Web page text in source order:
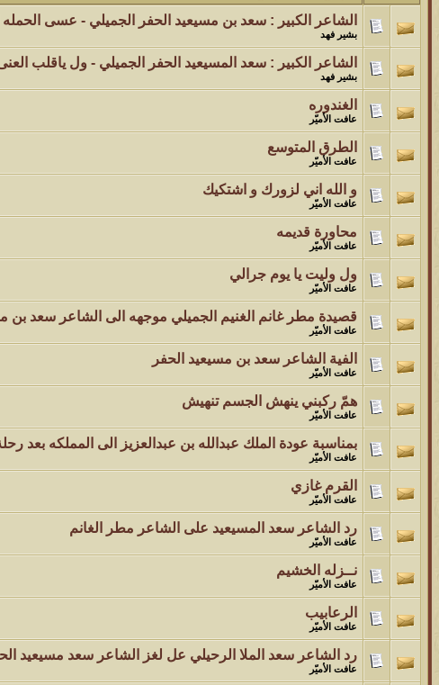
الموضوع
مسابقة ( اعرف من صاحب هذه الصوره )
الموضوع
غير اسم اللي قبلك
اتحداك تجيب الصورة المطلوبةّّّ!!
المنتدى كالأنسان
ܓܨ الإعجآز العلمي في التين و الزيتون , الذي ادخل الفريق البحث الى
الشاعر الكبير : سعد بن مسيعيد الحفر الجميلي - عسى الحمله
بشير فهد
الشاعر الكبير : سعد المسيعيد الحفر الجميلي - ول ياقلب
بشير فهد
الغندوره
عافت الأميّر
الطرق المتوسع
عافت الأميّر
و الله اني لزورك و اشتكيك
عافت الأميّر
محاورة قديمه
عافت الأميّر
ول وليت يا يوم جرالي
عافت الأميّر
قصيدة مطر غانم الغنيم الجميلي موجهه الى الشاعر سعد بن
عافت الأميّر
الفية الشاعر سعد بن مسيعيد الحفر
عافت الأميّر
همّ ركبني ينهش الجسم تنهيش
عافت الأميّر
بمناسبة عودة الملك عبدالله بن عبدالعزيز الى المملكه بعد
عافت الأميّر
القرم غازي
عافت الأميّر
رد الشاعر سعد المسيعيد على الشاعر مطر الغانم
عافت الأميّر
نــزله الخشيم
عافت الأميّر
الرعابيب
عافت الأميّر
رد الشاعر سعد الملا الرحيلي عل لغز الشاعر سعد مسيعيد
عافت الأميّر